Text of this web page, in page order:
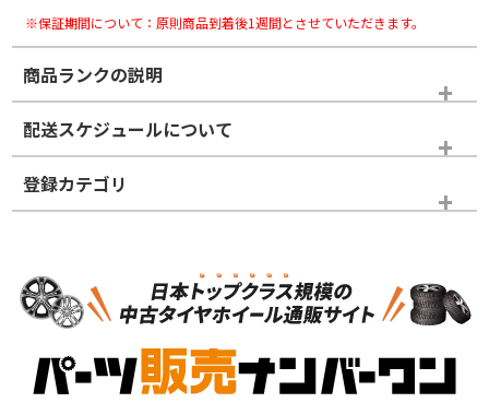
※保証期間について：原則商品到着後1週間とさせていただきます。
商品ランクの説明
※商品ランクは出品者の主観により判断しておりますので、あら
かじめご了承ください。
ホイールランク
S
品）
S
新車外し品（新古
付き
配送スケジュールについて
登録カテゴリ
スタッドレスタイヤホイールセット